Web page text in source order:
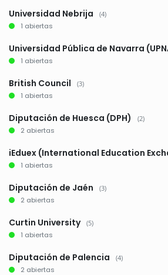
Universidad Nebrija (4)
1 abiertas
Universidad Pública de Navarra
1 abiertas
British Council (3)
1 abiertas
Diputación de Huesca (DPH) (2)
2 abiertas
iEduex (International Education
1 abiertas
Diputación de Jaén (3)
2 abiertas
Curtin University (5)
1 abiertas
Diputación de Palencia (4)
2 abiertas